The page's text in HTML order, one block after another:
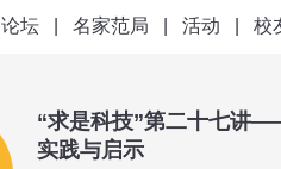
论坛 名家范局 活动 校
“求是科技”第二十七讲
实践与启示